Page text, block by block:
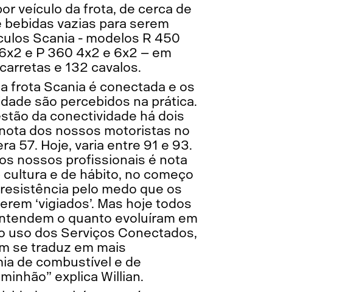
veículo da frota, de cerca de
vazias para serem
Scania - modelos R 450
e P 360 4x2 e 6x2 – em
e 132 cavalos.
frota Scania é conectada e os
são percebidos na prática.
da conectividade há dois
dos nossos motoristas no
57. Hoje, varia entre 91 e 93.
nossos profissionais é nota
cultura e de hábito, no começo
pelo medo que os
‘vigiados’. Mas hoje todos
o quanto evoluíram em
uso dos Serviços Conectados,
se traduz em mais
de combustível e de
explica Willian.